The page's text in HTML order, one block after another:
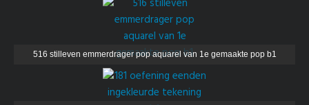
516 stilleven emmerdrager pop aquarel van 1e gemaakte pop b1